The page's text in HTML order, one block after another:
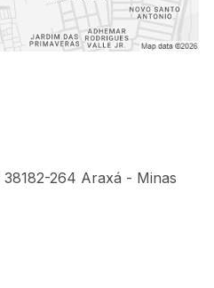
38182-264 Araxá - Minas